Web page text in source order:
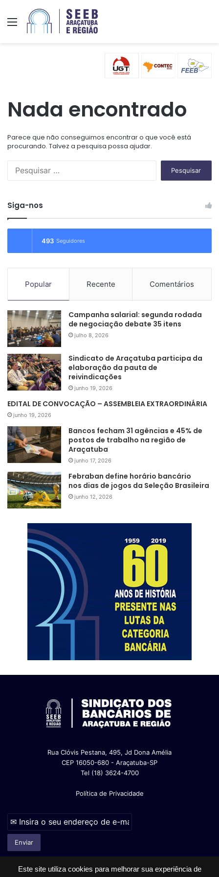
Este site utiliza cookies para melhorar sua experiência de
Menu
Nada encontrado
Parece que não conseguimos encontrar o que você está
procurando. Talvez a pesquisa possa ajudar.
i
s
o
:
Siga-nos
493 Seguidores
Popular Recente Comentários
Campanha salarial: segunda rodada
de negociação debate 35 itens
julho 8, 2026
Sindicato de Araçatuba participa da
elaboração da pauta de
reivindicações
junho 19, 2026
EDITAL DE CONVOCAÇÃO – ASSEMBLEIA EXTRAORDINÁRIA
junho 19, 2026
Bancos fecham 31 agências e 45% de
postos de trabalho na região de
Araçatuba
junho 17, 2026
Febraban define horário bancário
nos dias de jogos da Seleção Brasileira
junho 12, 2026
Rua Clóvis Pestana, 495, Jd Dona Amélia
CEP 16050-680 - Araçatuba-SP
Tel (18) 3624-4700
Política de Privacidade